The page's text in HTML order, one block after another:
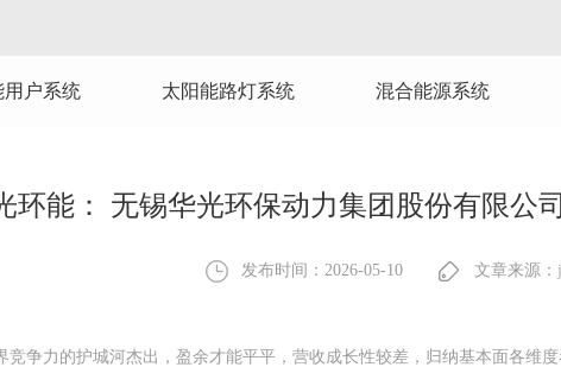
用户系统 太阳能路灯系统 混合能源系统
环能： 无锡华光环保动力集团股份有限公
发布时间：2026-05-10 文章来源：
力的护城河杰出，盈余才能平平，营收成长性较差，归纳基本面各维度